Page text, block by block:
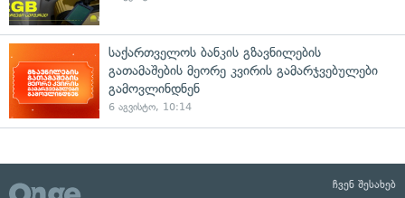
საქართველოს ბანკის გზავნილების
გათამაშების მეორე კვირის გამარჯვებულები
გამოვლინდნენ
6 აგვისტო, 10:14
ჩვენ შესახებ